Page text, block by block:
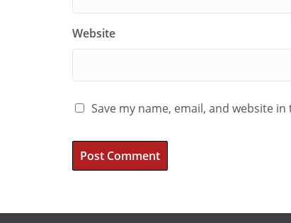
Website
Save my name, email, and website